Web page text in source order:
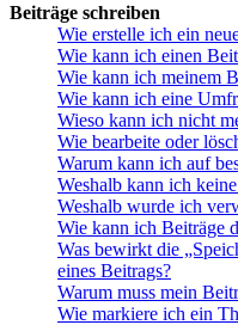
Beiträge schreiben
Wie erstelle ich ein
Wie kann ich einen
Wie kann ich meinem
Wie kann ich eine
Wieso kann ich nicht
Wie bearbeite oder
Warum kann ich auf
Weshalb kann ich
Weshalb wurde ich
Wie kann ich Beiträge
Was bewirkt die
eines Beitrags?
Warum muss mein
Wie markiere ich ein